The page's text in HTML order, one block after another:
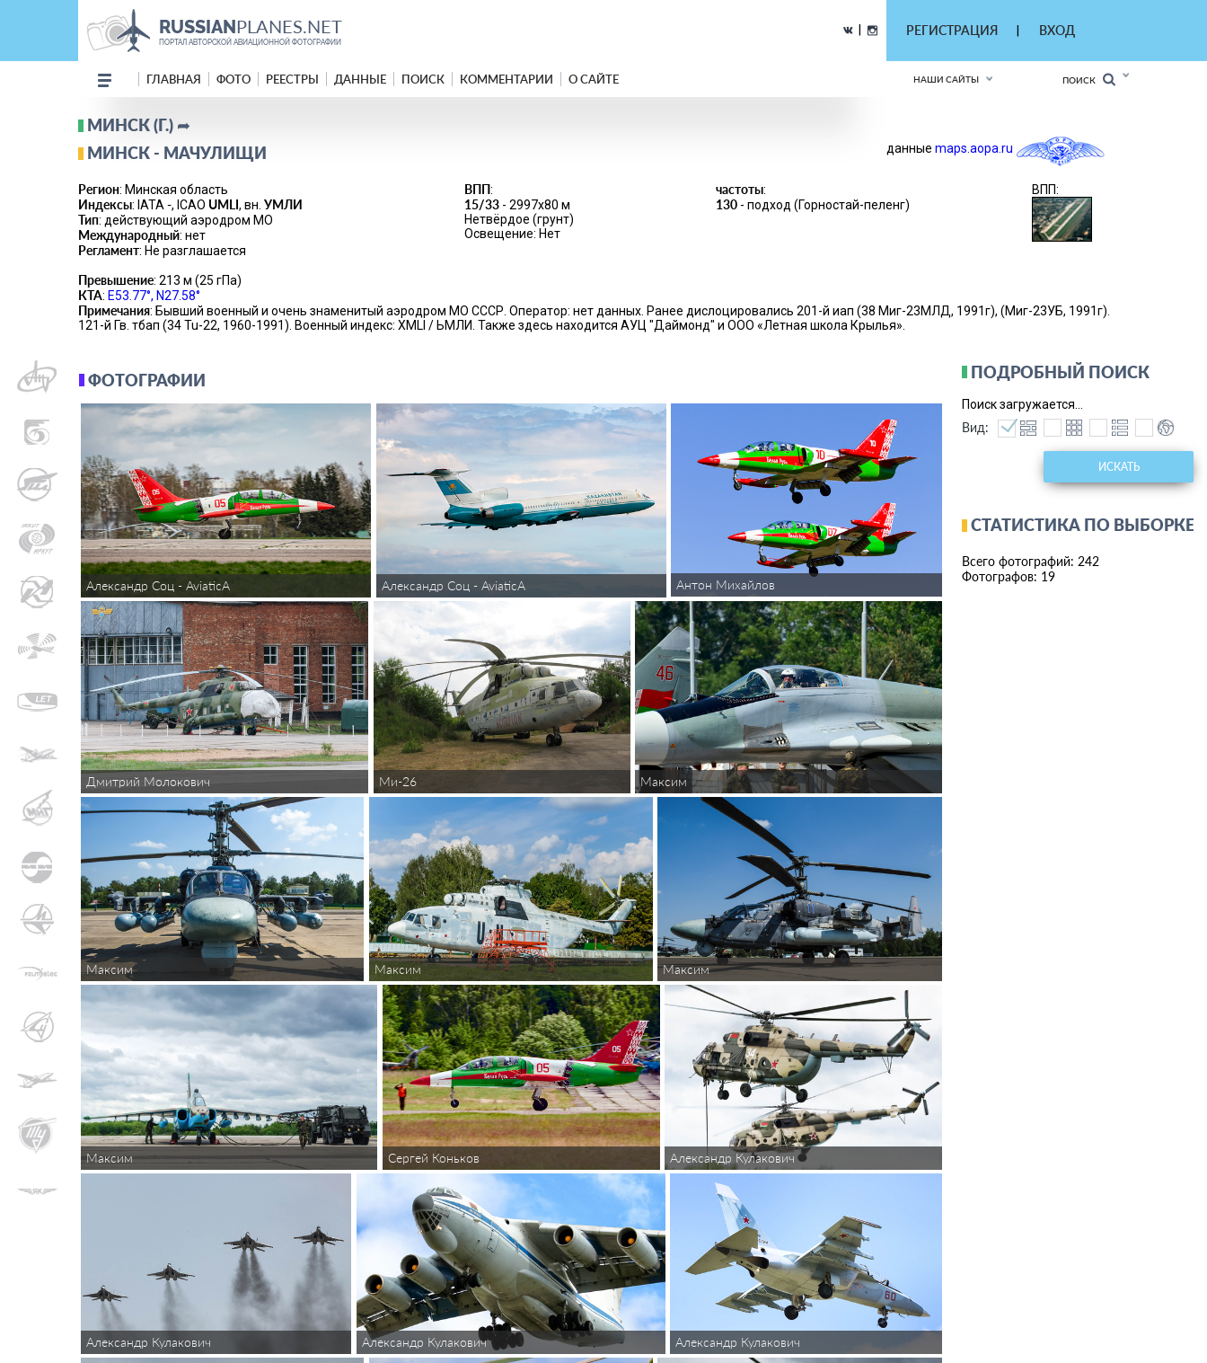
RUSSIANPLANES.NET
ПОРТАЛ АВТОРСКОЙ АВИАЦИОННОЙ ФОТОГРАФИИ
РЕГИСТРАЦИЯ ВХОД
ГЛАВНАЯ ФОТО РЕЕСТРЫ ДАННЫЕ ПОИСК КОММЕНТАРИИ О САЙТЕ НАШИ САЙТЫ ПОИСК
МИНСК (Г.) ➦
МИНСК - МАЧУЛИЩИ
данные maps.aopa.ru
Регион: Минская область
Индексы: IATA -, ICAO UMLI, вн. УМЛИ
Тип: действующий аэродром МО
Международный: нет
Регламент: Не разглашается
Превышение: 213 м (25 гПа)
КТА: E53.77°, N27.58°
ВПП:
15/33 - 2997x80 м
Нетвёрдое (грунт)
Освещение: Нет
частоты:
130 - подход (Горностай-пеленг)
ВПП:
Примечания: Бывший военный и очень знаменитый аэродром МО СССР. Оператор: нет данных. Ранее дислоцировались 201-й иап (38 Mиг-23MЛД, 1991г), (Mиг-23УБ, 1991г).
121-й Гв. тбап (34 Tu-22, 1960-1991). Военный индекс: XMLI / ЬМЛИ. Также здесь находится АУЦ "Даймонд" и ООО «Летная школа Крылья».
ФОТОГРАФИИ
Александр Соц - AviaticA Александр Соц - AviaticA Антон Михайлов
Дмитрий Молокович Ми-26 Максим
Максим Максим Максим
Максим Сергей Коньков Александр Кулакович
Александр Кулакович Александр Кулакович Александр Кулакович
ПОДРОБНЫЙ ПОИСК
Поиск загружается...
Вид:
ИСКАТЬ
СТАТИСТИКА ПО ВЫБОРКЕ
Всего фотографий: 242
Фотографов: 19